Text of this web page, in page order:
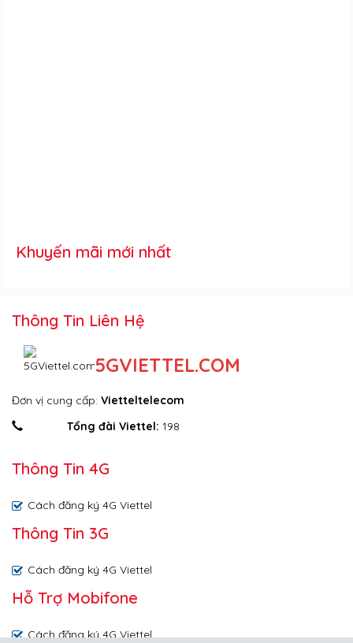
Khuyến mãi mới nhất
Thông Tin Liên Hệ
5GVIETTEL.COM
Đơn vị cung cấp: Vietteltelecom
Tổng đài Viettel: 198
Thông Tin 4G
Cách đăng ký 4G Viettel
Thông Tin 3G
Cách đăng ký 4G Viettel
Hỗ Trợ Mobifone
Cách đăng ký 4G Viettel